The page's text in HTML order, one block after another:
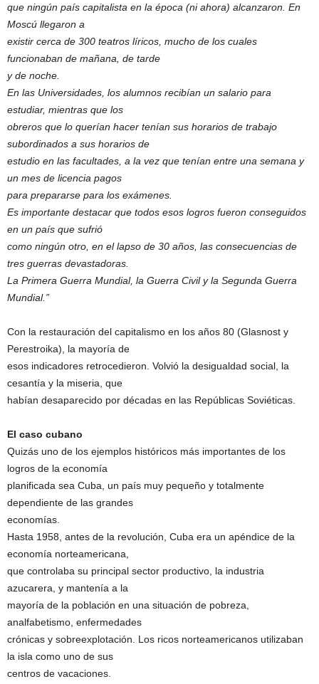
que ningún país capitalista en la época (ni ahora) alcanzaron. En
Moscú llegaron a
existir cerca de 300 teatros líricos, mucho de los cuales
funcionaban de mañana, de tarde
y de noche.
En las Universidades, los alumnos recibían un salario para
estudiar, mientras que los
obreros que lo querían hacer tenían sus horarios de trabajo
subordinados a sus horarios de
estudio en las facultades, a la vez que tenían entre una semana y
un mes de licencia pagos
para prepararse para los exámenes.
Es importante destacar que todos esos logros fueron conseguidos
en un país que sufrió
como ningún otro, en el lapso de 30 años, las consecuencias de
tres guerras devastadoras.
La Primera Guerra Mundial, la Guerra Civil y la Segunda Guerra
Mundial.”
Con la restauración del capitalismo en los años 80 (Glasnost y
Perestroika), la mayoría de
esos indicadores retrocedieron. Volvió la desigualdad social, la
cesantía y la miseria, que
habían desaparecido por décadas en las Repúblicas Soviéticas.
El caso cubano
Quizás uno de los ejemplos históricos más importantes de los
logros de la economía
planificada sea Cuba, un país muy pequeño y totalmente
dependiente de las grandes
economías.
Hasta 1958, antes de la revolución, Cuba era un apéndice de la
economía norteamericana,
que controlaba su principal sector productivo, la industria
azucarera, y mantenía a la
mayoría de la población en una situación de pobreza,
analfabetismo, enfermedades
crónicas y sobreexplotación. Los ricos norteamericanos utilizaban
la isla como uno de sus
centros de vacaciones.